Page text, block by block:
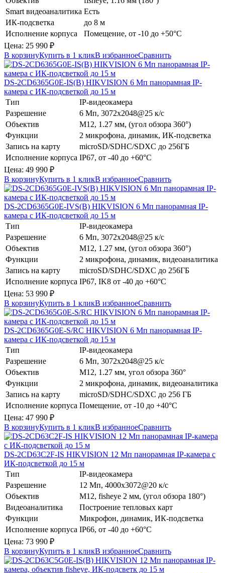
Smart видеоаналитика Есть
ИК-подсветка
до 8 м
Исполнение корпуса
Помещение, от -10 до +50°C
Цена: 25 990 ₽
В корзинуКупить в 1 кликВ избранноеСравнить
DS-2CD6365G0E-IS(B) HIKVISION 6 Мп панорамная IP-
камера с ИК-подсветкой до 15 м
Тип
IP-видеокамера
Разрешение
6 Мп, 3072x2048@25 к/с
Объектив
М12, 1.27 мм, (угол обзора 360°)
Функции
2 микрофона, динамик, ИК-подсветка
Запись на карту
microSD/SDHC/SDXC до 256ГБ
Исполнение корпуса IP67, от -40 до +60°C
Цена: 49 990 ₽
В корзинуКупить в 1 кликВ избранноеСравнить
DS-2CD6365G0E-IVS(B) HIKVISION 6 Мп панорамная IP-
камера с ИК-подсветкой до 15 м
Тип
IP-видеокамера
Разрешение
6 Мп, 3072x2048@25 к/с
Объектив
М12, 1.27 мм, (угол обзора 360°)
Функции
2 микрофона, динамик, видеоаналитика
Запись на карту
microSD/SDHC/SDXC до 256ГБ
Исполнение корпуса IP67, IK8 от -40 до +60°C
Цена: 53 990 ₽
В корзинуКупить в 1 кликВ избранноеСравнить
DS-2CD6365G0E-S/RC HIKVISION 6 Мп панорамная IP-
камера с ИК-подсветкой до 15 м
Тип
IP-видеокамера
Разрешение
6 Мп, 3072x2048@25 к/с
Объектив
М12, 1.27 мм, угол обзора 360°
Функции
2 микрофона, динамик, видеоаналитика
Запись на карту
microSD/SDHC/SDXC до 256 ГБ
Исполнение корпуса Помещение, от -10 до +40°C
Цена: 47 990 ₽
В корзинуКупить в 1 кликВ избранноеСравнить
DS-2CD63C2F-IS HIKVISION 12 Мп панорамная IP-камера с
ИК-подсветкой до 15 м
Тип
IP-видеокамера
Разрешение
12 Мп, 4000x3072@20 к/с
Объектив
М12, fisheye 2 мм, (угол обзора 180°)
Видеоаналитика
Построение тепловых карт
Функции
Микрофон, динамик, ИК-подсветка
Исполнение корпуса IP66, от -40 до +60°C
Цена: 73 990 ₽
В корзинуКупить в 1 кликВ избранноеСравнить